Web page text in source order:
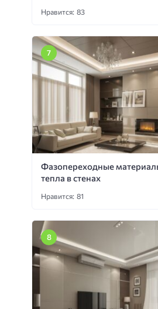
Нравится: 83
Фазопереходные
тепла в стенах
Нравится: 81